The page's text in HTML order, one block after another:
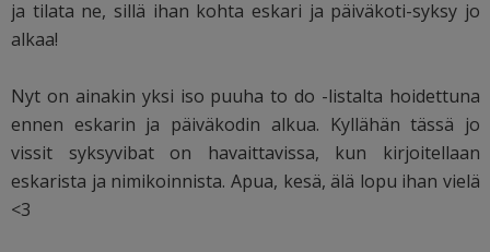
ja tilata ne, sillä ihan kohta eskari ja päiväkoti-syksy jo
alkaa!
Nyt on ainakin yksi iso puuha to do -listalta hoidettuna
ennen eskarin ja päiväkodin alkua. Kyllähän tässä jo
vissit syksyvibat on havaittavissa, kun kirjoitellaan
eskarista ja nimikoinnista. Apua, kesä, älä lopu ihan vielä
<3